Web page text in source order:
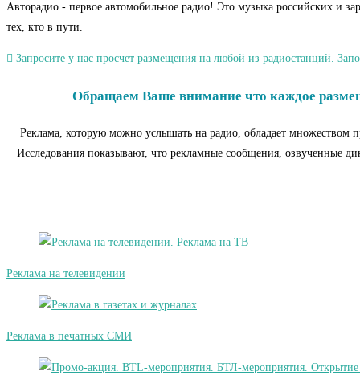
Авторадио - первое автомобильное радио! Это музыка российских и
тех, кто в пути.
Запросите у нас просчет размещения на любой из радиостанций.
Обращаем Ваше внимание что каждое
Реклама, которую можно услышать на радио, обладает множеством
Исследования показывают, что рекламные сообщения, озвученные
Реклама на телевидении
Реклама в печатных СМИ